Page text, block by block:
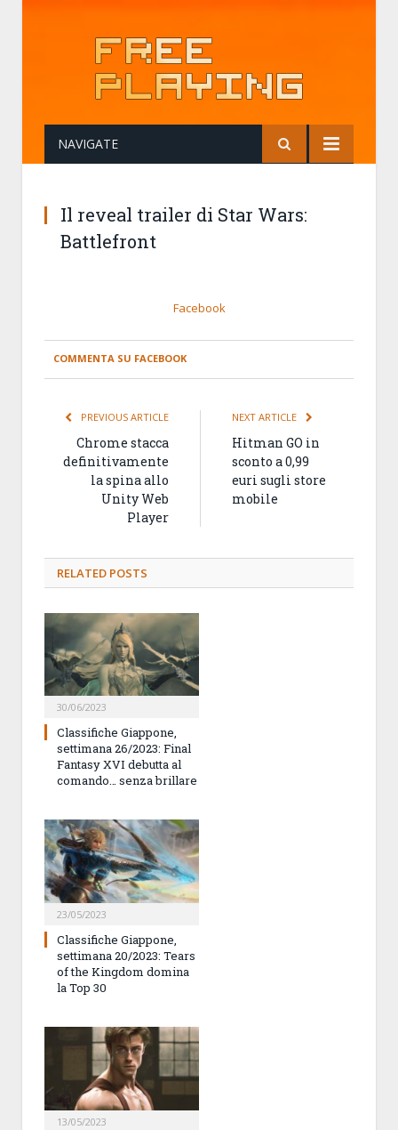
NAVIGATE
Il reveal trailer di Star Wars:
Battlefront
Facebook
COMMENTA SU FACEBOOK
PREVIOUS ARTICLE
Chrome stacca
definitivamente
la spina allo
Unity Web
Player
NEXT ARTICLE
Hitman GO in
sconto a 0,99
euri sugli store
mobile
RELATED POSTS
30/06/2023
Classifiche Giappone,
settimana 26/2023: Final
Fantasy XVI debutta al
comando… senza brillare
23/05/2023
Classifiche Giappone,
settimana 20/2023: Tears
of the Kingdom domina
la Top 30
13/05/2023